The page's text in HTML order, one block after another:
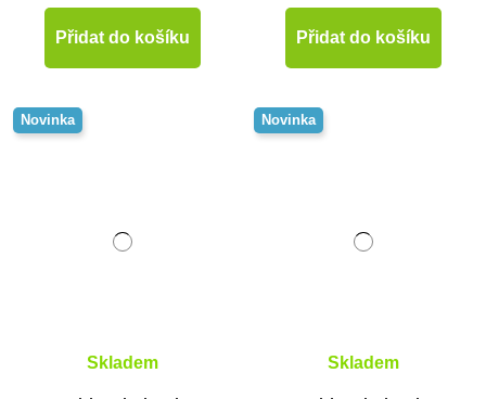
Přidat do košíku Přidat do košíku
Novinka
Skladem
Novinka
Skladem